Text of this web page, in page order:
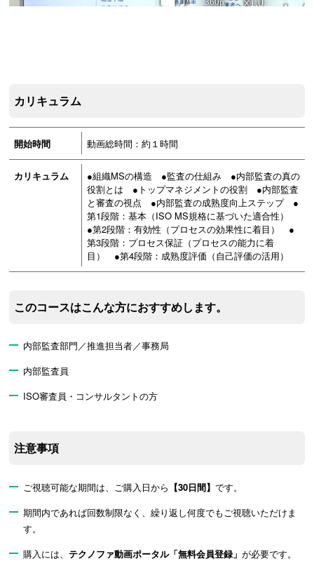
カリキュラム
開始時間 動画総時間：約１時間
カリキュラム
●組織MSの構造 ●監査の仕組み ●内部監査の真の
役割とは ●トップマネジメントの役割 ●内部監査
と審査の視点 ●内部監査の成熟度向上ステップ ●
第1段階：基本（ISO MS規格に基づいた適合性）
●第2段階：有効性（プロセスの効果性に着目） ●
第3段階：プロセス保証（プロセスの能力に着
目） ●第4段階：成熟度評価（自己評価の活用）
このコースはこんな方におすすめします。
内部監査部門／推進担当者／事務局
内部監査員
ISO審査員・コンサルタントの方
注意事項
ご視聴可能な期間は、ご購入日から 【30日間】 です。
期間内であれば回数制限なく、繰り返し何度でもご視聴いただけま
す。
購入には、 テクノファ動画ポータル「無料会員登録」 が必要です。